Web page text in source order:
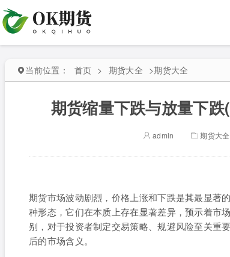
当前位置： 首页 > 期货大全 >期货大全
期货缩量下跌与放量下
admin 期货大全
期货市场波动剧烈，价格上涨和下跌是其最显著
种形态，它们在本质上存在显著差异，预示着市
别，对于投资者制定交易策略、规避风险至关重
后的市场含义。